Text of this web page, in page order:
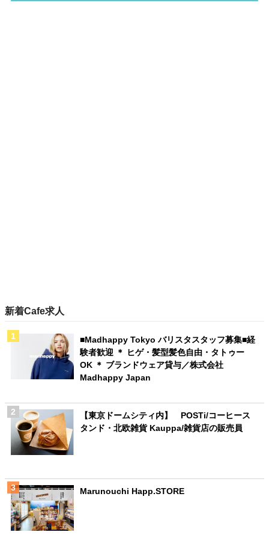
新着Cafe求人
■Madhappy Tokyo バリスタスタッフ募集■経
験者歓迎 ＊ ヒゲ・髪型髪色自由・タトゥー
OK ＊ ブランドウェア貸与／株式会社
Madhappy Japan
【東京ドームシティ内】 POSTi/コーヒース
タンド・北欧雑貨 Kauppa/雑貨店の販売員
Marunouchi Happ.STORE